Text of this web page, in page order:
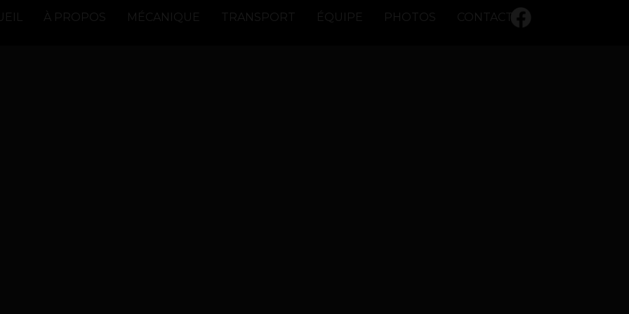
À PROPOS MÉCANIQUE TRANSPORT ÉQUIPE PHOTOS CONTACT